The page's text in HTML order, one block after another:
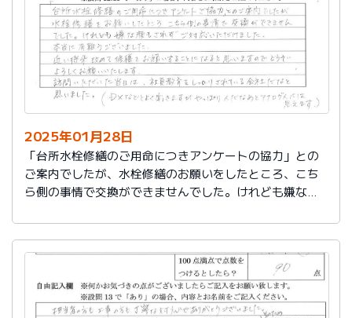
又、何かあった時はよろしくお願いしますネ
2025年01月28日
「台所水栓修繕のご用命につきアンケートの協力」との
ご案内でしたが、水栓修繕のお願いをしたところ、こち
ら側の事情で交換ができませんでした。けれども嫌な顔
本当に有難うございました。
近い将来、改めて修繕をお願いすることになると思いま
すので、どうぞよろしくお願いいたします。
訪問いただいた当日は、社員教育をしっかりされている
会社だなと思いました。（DXなどとよく聞きますが、や